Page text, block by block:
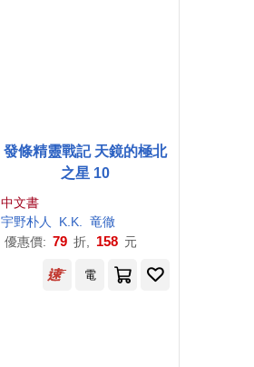
發條精靈戰記 天鏡的極北
之星 10
中文書
宇野朴人 K.K.
竜徹
優惠價: 79 折, 158 元
電